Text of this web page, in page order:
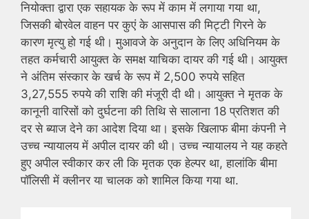
नियोक्ता द्वारा एक सहायक के रूप में काम में लगाया गया था,
जिसकी बोरवेल वाहन पर कुएं के आसपास की मिट्टी गिरने के
कारण मृत्यु हो गई थी। मुआवजे के अनुदान के लिए अधिनियम के
तहत कर्मचारी आयुक्त के समक्ष याचिका दायर की गई थी। आयुक्त
ने अंतिम संस्कार के खर्च के रूप में 2,500 रुपये सहित
3,27,555 रुपये की राशि की मंजूरी दी थी। आयुक्त ने मृतक के
कानूनी वारिसों को दुर्घटना की तिथि से सालाना 18 प्रतिशत की
दर से ब्याज देने का आदेश दिया था। इसके खिलाफ बीमा कंपनी ने
उच्च न्यायालय में अपील दायर की थी। उच्च न्यायालय ने यह कहते
हुए अपील स्वीकार कर ली कि मृतक एक हेल्पर था, हालांकि बीमा
पॉलिसी में क्लीनर या चालक को शामिल किया गया था.